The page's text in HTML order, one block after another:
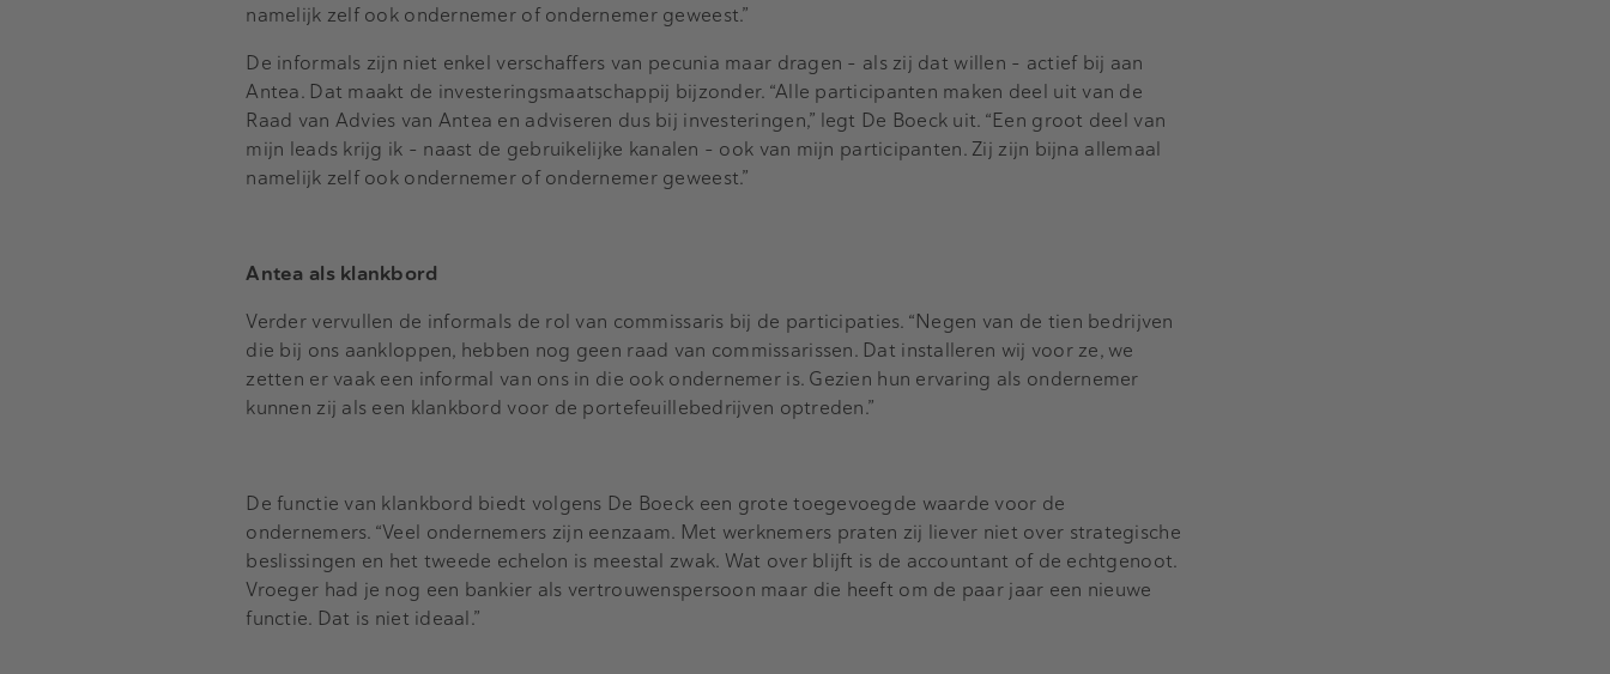
namelijk zelf ook ondernemer of ondernemer geweest.”
De informals zijn niet enkel verschaffers van pecunia maar dragen - als zij dat willen - actief bij aan
Antea. Dat maakt de investeringsmaatschappij bijzonder. “Alle participanten maken deel uit van de
Raad van Advies van Antea en adviseren dus bij investeringen,” legt De Boeck uit. “Een groot deel van
mijn leads krijg ik - naast de gebruikelijke kanalen - ook van mijn participanten. Zij zijn bijna allemaal
namelijk zelf ook ondernemer of ondernemer geweest.”
Antea als klankbord
Verder vervullen de informals de rol van commissaris bij de participaties. “Negen van de tien bedrijven
die bij ons aankloppen, hebben nog geen raad van commissarissen. Dat installeren wij voor ze, we
zetten er vaak een informal van ons in die ook ondernemer is. Gezien hun ervaring als ondernemer
kunnen zij als een klankbord voor de portefeuillebedrijven optreden.”
De functie van klankbord biedt volgens De Boeck een grote toegevoegde waarde voor de
ondernemers. “Veel ondernemers zijn eenzaam. Met werknemers praten zij liever niet over strategische
beslissingen en het tweede echelon is meestal zwak. Wat over blijft is de accountant of de echtgenoot.
Vroeger had je nog een bankier als vertrouwenspersoon maar die heeft om de paar jaar een nieuwe
functie. Dat is niet ideaal.”